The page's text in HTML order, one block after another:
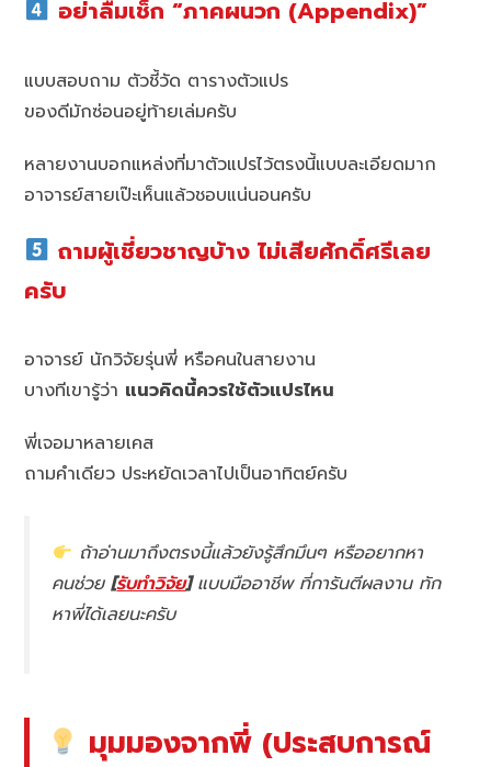
อย่าลืมเช็ก “ภาคผนวก (Appendix)”
แบบสอบถาม ตัวชี้วัด ตารางตัวแปร
ของดีมักซ่อนอยู่ท้ายเล่มครับ
หลายงานบอกแหล่งที่มาตัวแปรไว้ตรงนี้แบบละเอียดมาก
อาจารย์สายเป๊ะเห็นแล้วชอบแน่นอนครับ
ถามผู้เชี่ยวชาญบ้าง ไม่เสียศักดิ์ศรีเลย
ครับ
อาจารย์ นักวิจัยรุ่นพี่ หรือคนในสายงาน
บางทีเขารู้ว่า แนวคิดนี้ควรใช้ตัวแปรไหน
พี่เจอมาหลายเคส
ถามคำเดียว ประหยัดเวลาไปเป็นอาทิตย์ครับ
ถ้าอ่านมาถึงตรงนี้แล้วยังรู้สึกมึนๆ หรืออยากหา
คนช่วย[รับทำวิจัย]แบบมืออาชีพ ที่การันตีผลงาน ทัก
หาพี่ได้เลยนะครับ
มุมมองจากพี่ (ประสบการณ์